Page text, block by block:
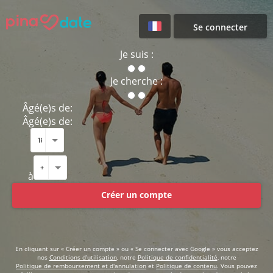
Se connecter
Je suis :
Je cherche :
Âgé(e)s de:
Âgé(e)s de:
à
Créer un compte
En cliquant sur « Créer un compte » ou « Se connecter avec Google » vous acceptez
nos Conditions d’utilisation, notre Politique de confidentialité, notre
Politique de remboursement et d'annulation et Politique de contenu. Vous pouvez